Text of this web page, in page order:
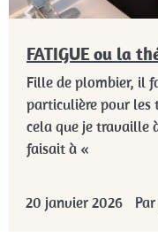
FATIGUE ou la
Fille de plombier, il
particulière pour les
cela que je travaille
faisait à «
20 janvier 2026 Par